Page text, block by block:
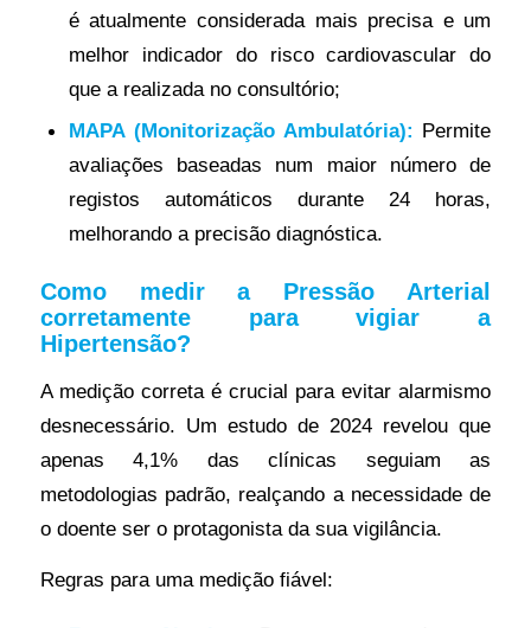
é atualmente considerada mais precisa e um
melhor indicador do risco cardiovascular do
que a realizada no consultório;
MAPA (Monitorização Ambulatória): Permite
avaliações baseadas num maior número de
registos automáticos durante 24 horas,
melhorando a precisão diagnóstica.
Como medir a Pressão Arterial
corretamente para vigiar a
Hipertensão?
A medição correta é crucial para evitar alarmismo
desnecessário. Um estudo de 2024 revelou que
apenas 4,1% das clínicas seguiam as
metodologias padrão, realçando a necessidade de
o doente ser o protagonista da sua vigilância.
Regras para uma medição fiável: